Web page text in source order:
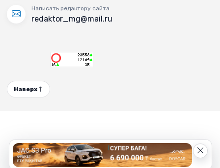
Написать редактору сайта
redaktor_mg@mail.ru
Наверх